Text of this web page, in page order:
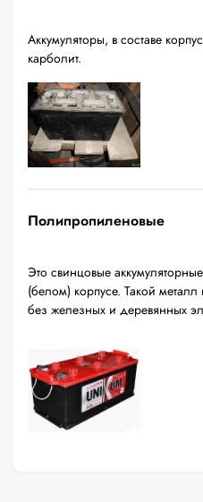
Аккумуляторы, в составе
карболит.
Полипропиленовые
Это свинцовые
(белом) корпусе. Такой
без железных и деревянных